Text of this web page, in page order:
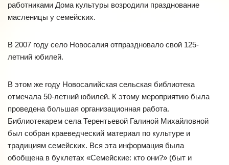
работниками Дома культуры возродили празднование
масленицы у семейских.
В 2007 году село Новосалия отпраздновало свой 125-
летний юбилей.
В этом же году Новосалийская сельская библиотека
отмечала 50-летний юбилей. К этому мероприятию была
проведена большая организационная работа.
Библиотекарем села Терентьевой Галиной Михайловной
был собран краеведческий материал по культуре и
традициям семейских. Вся эта информация была
обобщена в буклетах «Семейские: кто они?» (быт и